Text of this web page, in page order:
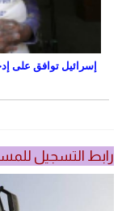
إسرائيل توافق على
رابط التسجيل